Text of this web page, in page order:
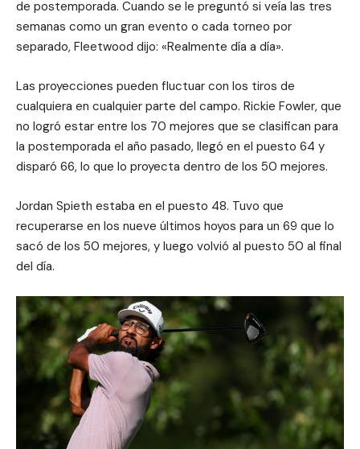
de postemporada. Cuando se le preguntó si veía las tres
semanas como un gran evento o cada torneo por
separado, Fleetwood dijo: «Realmente día a día».
Las proyecciones pueden fluctuar con los tiros de
cualquiera en cualquier parte del campo. Rickie Fowler, que
no logró estar entre los 70 mejores que se clasifican para
la postemporada el año pasado, llegó en el puesto 64 y
disparó 66, lo que lo proyecta dentro de los 50 mejores.
Jordan Spieth estaba en el puesto 48. Tuvo que
recuperarse en los nueve últimos hoyos para un 69 que lo
sacó de los 50 mejores, y luego volvió al puesto 50 al final
del día.